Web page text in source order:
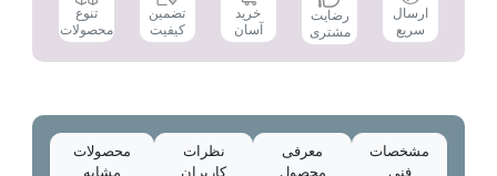
ارسال
سریع
رضایت
مشتری
خرید
آسان
تضمین
کیفیت
تنوع
محصولات
مشخصات
فنی
معرفی
محصول
نظرات
کاربران
محصولات
مشابه